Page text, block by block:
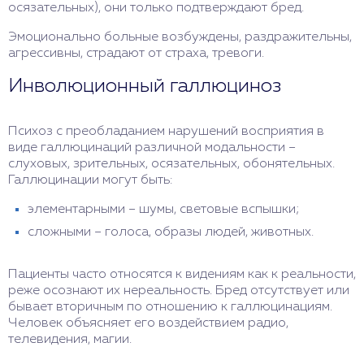
осязательных), они только подтверждают бред.
Эмоционально больные возбуждены, раздражительны,
агрессивны, страдают от страха, тревоги.
Инволюционный галлюциноз
Психоз с преобладанием нарушений восприятия в
виде галлюцинаций различной модальности –
слуховых, зрительных, осязательных, обонятельных.
Галлюцинации могут быть:
элементарными – шумы, световые вспышки;
сложными – голоса, образы людей, животных.
Пациенты часто относятся к видениям как к реальности,
реже осознают их нереальность. Бред отсутствует или
бывает вторичным по отношению к галлюцинациям.
Человек объясняет его воздействием радио,
телевидения, магии.